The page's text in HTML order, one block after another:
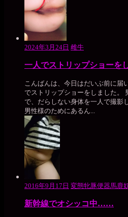
2024年3月24日 雌牛
一人でストリップショーを
こんばんは、今日はだいぶ前に届
でストリップショーをしました。
で、だらしない身体を一人で撮影
男性様のためにあるん...
2016年9月17日 変態牝豚便器馬鹿
新幹線でオシッコ中……